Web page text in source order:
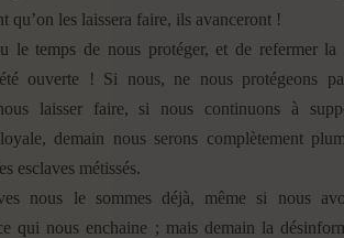
qu’on les laissera faire, ils avanceront !
le temps de nous protéger, et de refermer la
ouverte ! Si nous, ne nous protégeons
laisser faire, si nous continuons à
demain nous serons complètement
esclaves métissés.
nous le sommes déjà, même si nous
qui nous enchaine ; mais demain la